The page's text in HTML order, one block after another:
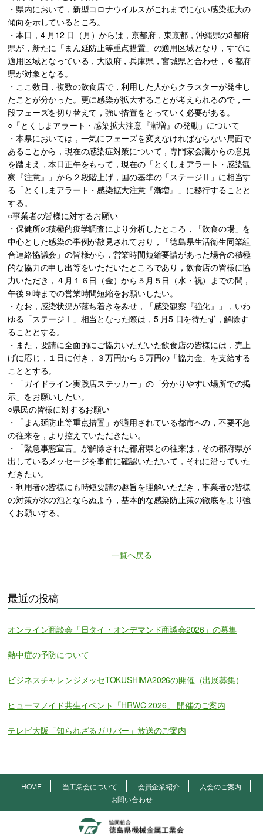
・県内において，新型コロナウイルスがこれまでにない感染拡大の
傾向を示しているところ。
・本日，4 月12 日（月）からは，京都府，東京都，沖縄県の3都府
県が，新たに「まん延防止等重点措置」の適用区域となり，すでに
適用区域となっている，大阪府，兵庫県，宮城県と合わせ，６都府
県が対象となる。
・ここ数日，複数の飲食店で，利用した人からクラスターが発生し
たことが分かった。更に感染が拡大することが考えられるので，一
段フェーズを切り替えて，強い措置をとっていく必要がある。
○「とくしまアラート・感染拡大注意『漸増』の発動」について
・本県においては，一気にフェーズを変えなければならない局面で
あることから，現在の感染症対策について，専門家会議からの意見
を踏まえ，本日正午をもって，現在の「とくしまアラート・感染観
察『注意』」から２段階上げ，国の基準の「ステージⅡ」に相当す
る「とくしまアラート・感染拡大注意『漸増』」に移行することと
する。
○事業者の皆様に対するお願い
・保健所の積極的疫学調査により分析したところ，「飲食の場」を
中心とした感染の事例が散見されており，「徳島県生活衛生同業組
合連絡協議会」の皆様から，営業時間短縮要請があった場合の積極
的な協力の申し出等をいただいたところであり，飲食店の皆様に協
力いただき，４月１６日（金）から５月５日（水・祝）までの間，
午後９時までの営業時間短縮をお願いしたい。
・なお，感染状況が落ち着きをみせ，「感染観察『強化』」，いわ
ゆる「ステージⅠ」相当となった際は，5 月5 日を待たず，解除す
ることとする。
・また，要請に全面的にご協力いただいた飲食店の皆様には，売上
げに応じ，１日に付き，３万円から５万円の「協力金」を支給する
こととする。
・「ガイドライン実践店ステッカー」の「分かりやすい場所での掲
示」をお願いしたい。
○県民の皆様に対するお願い
・「まん延防止等重点措置」が適用されている都市への，不要不急
の往来を，より控えていただきたい。
・「緊急事態宣言」が解除された都府県との往来は，その都府県が
出しているメッセージを事前に確認いただいて，それに沿っていた
だきたい。
・利用者の皆様にも時短要請の趣旨を理解いただき，事業者の皆様
の対策が水の泡とならぬよう，基本的な感染防止策の徹底をより強
くお願いする。
一覧へ戻る
最近の投稿
オンライン商談会「日タイ・オンデマンド商談会2026」の募集
熱中症の予防について
ビジネスチャレンジメッセTOKUSHIMA2026の開催（出展募集）
ヒューマノイド共生イベント「HRWC 2026」 開催のご案内
テレビ大阪「知られざるガリバー」放送のご案内
HOME 当工業会について 会員企業紹介
入会のご案内
お問い合わせ